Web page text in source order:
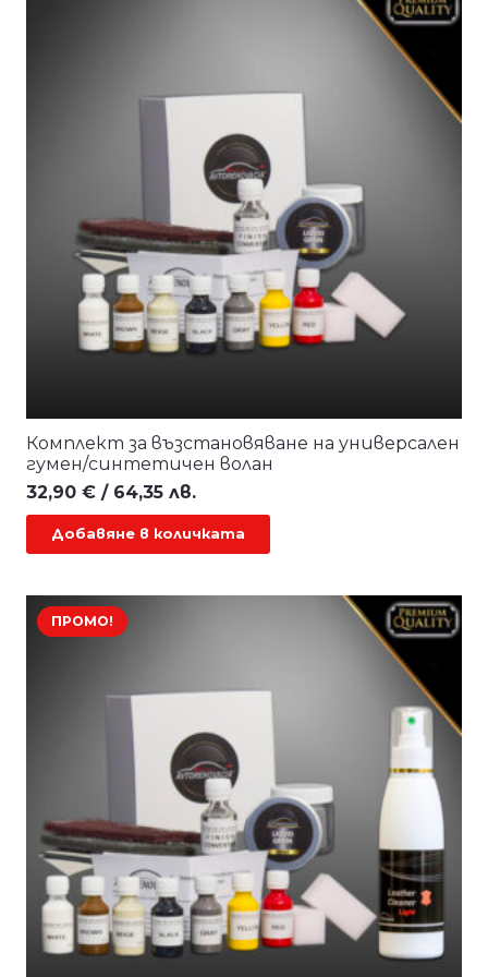
76,28 лв..
Комплект за възстановяване на универсален
гумен/синтетичен волан
32,90 € / 64,35 лв.
Добавяне в количката
ПРОМО!